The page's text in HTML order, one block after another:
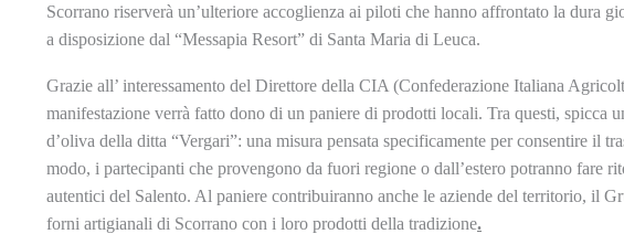
Scorrano riserverà un’ulteriore accoglienza ai piloti che hanno affrontato la dura
a disposizione dal “Messapia Resort” di Santa Maria di Leuca.
Grazie all’ interessamento del Direttore della CIA (Confederazione Italiana
manifestazione verrà fatto dono di un paniere di prodotti locali. Tra questi, spicca
d’oliva della ditta “Vergari”: una misura pensata specificamente per consentire il
modo, i partecipanti che provengono da fuori regione o dall’estero potranno fare
autentici del Salento. Al paniere contribuiranno anche le aziende del territorio, il
forni artigianali di Scorrano con i loro prodotti della tradizione.